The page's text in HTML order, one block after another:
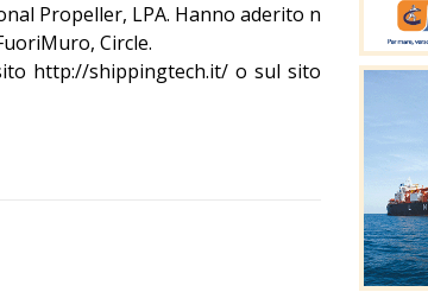
Propeller, LPA. Hanno aderito n
Circle.
http://shippingtech.it/o sul sito